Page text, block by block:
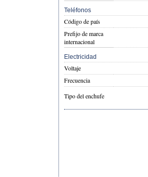
Teléfonos
Código de país
Prefijo de marca
internacional
Electricidad
Voltaje
Frecuencia
Tipo del enchufe